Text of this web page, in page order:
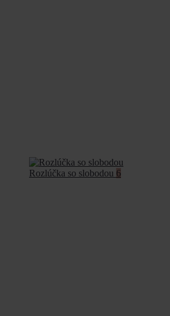
Rozlúčka so slobodou 6